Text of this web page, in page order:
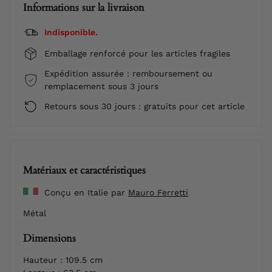
Informations sur la livraison
Indisponible.
Emballage renforcé pour les articles fragiles
Expédition assurée : remboursement ou
remplacement sous 3 jours
Retours sous 30 jours : gratuits pour cet article
Matériaux et caractéristiques
Conçu en Italie par Mauro Ferretti
Métal
Dimensions
Hauteur : 109.5 cm